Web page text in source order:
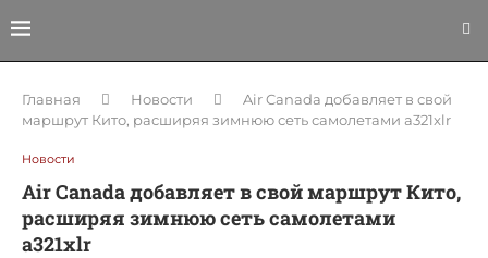
Главная Новости
Air Canada добавляет в свой
маршрут Кито, расширяя зимнюю сеть самолетами a321xlr
Новости
Air Canada добавляет в свой маршрут Кито,
расширяя зимнюю сеть самолетами
a321xlr